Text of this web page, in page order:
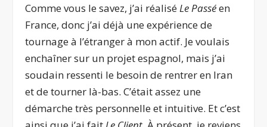
Comme vous le savez, j’ai réaliséLe Passéen
France, donc j’ai déjà une expérience de
tournage à l’étranger à mon actif. Je voulais
enchaîner sur un projet espagnol, mais j’ai
soudain ressenti le besoin de rentrer en Iran
et de tourner là-bas. C’était assez une
démarche très personnelle et intuitive. Et c’est